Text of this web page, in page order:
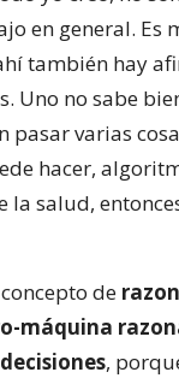
en general. Es
también hay
Uno no sabe
pasar varias
hacer,
la salud,
de
máquina
,